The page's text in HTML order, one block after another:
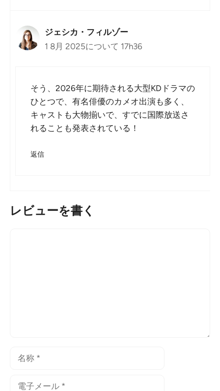
ジェシカ・フィルゾー
1 8月 2025について 17h36
そう、2026年に期待される大型KDドラマの
ひとつで、有名俳優のカメオ出演も多く、
キャストも大物揃いで、すでに国際放送さ
れることも発表されている！
返信
レビューを書く